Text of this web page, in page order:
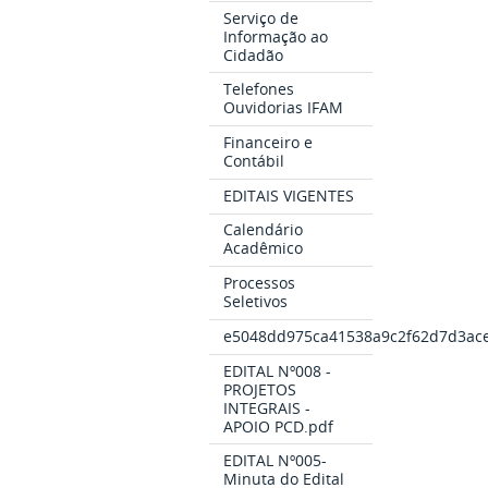
Serviço de
Informação ao
Cidadão
Telefones
Ouvidorias IFAM
Financeiro e
Contábil
EDITAIS VIGENTES
Calendário
Acadêmico
Processos
Seletivos
EDITAL Nº008 -
PROJETOS
INTEGRAIS -
APOIO PCD.pdf
EDITAL Nº005-
Minuta do Edital